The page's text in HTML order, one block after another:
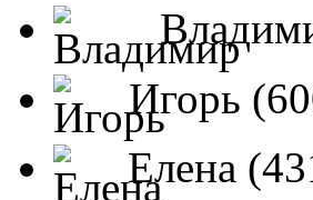
Игорь
Елена